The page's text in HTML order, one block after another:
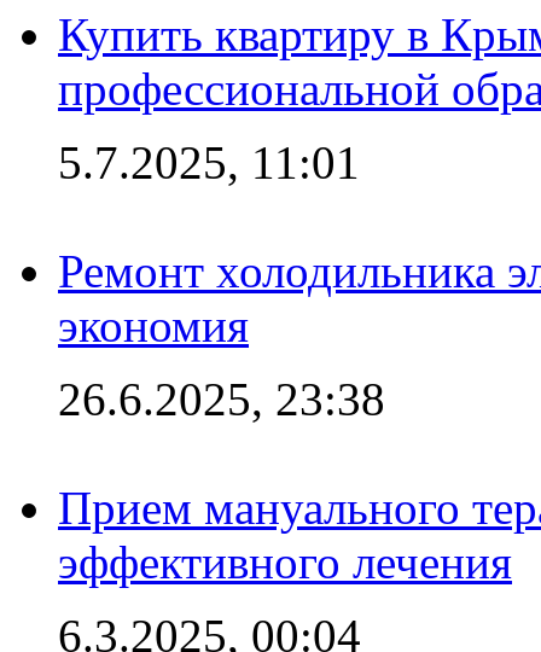
Купить квартиру в
профессиональной
5.7.2025, 11:01
Ремонт холодильника
экономия
26.6.2025, 23:38
Прием мануального
эффективного лечения
6.3.2025, 00:04